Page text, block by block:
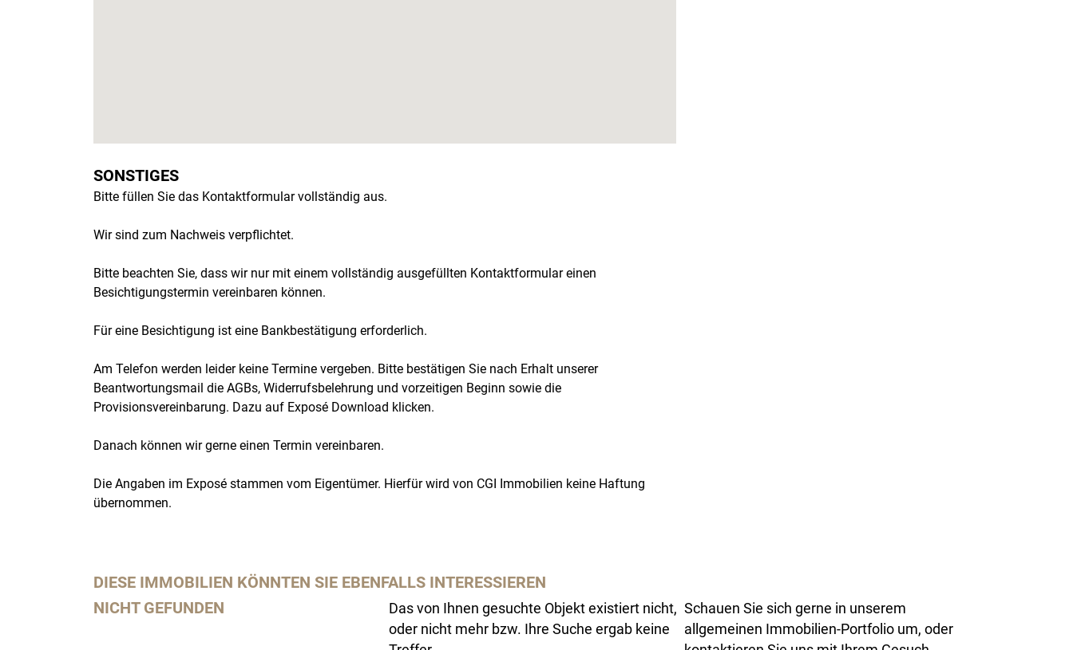
SONSTIGES
Bitte füllen Sie das Kontaktformular vollständig aus.
Wir sind zum Nachweis verpflichtet.
Bitte beachten Sie, dass wir nur mit einem vollständig ausgefüllten Kontaktformular einen
Besichtigungstermin vereinbaren können.
Für eine Besichtigung ist eine Bankbestätigung erforderlich.
Am Telefon werden leider keine Termine vergeben. Bitte bestätigen Sie nach Erhalt unserer
Beantwortungsmail die AGBs, Widerrufsbelehrung und vorzeitigen Beginn sowie die
Provisionsvereinbarung. Dazu auf Exposé Download klicken.
Danach können wir gerne einen Termin vereinbaren.
Die Angaben im Exposé stammen vom Eigentümer. Hierfür wird von CGI Immobilien keine Haftung
übernommen.
DIESE IMMOBILIEN KÖNNTEN SIE EBENFALLS INTERESSIEREN
NICHT GEFUNDEN
Das von Ihnen gesuchte Objekt existiert nicht,
oder nicht mehr bzw. Ihre Suche ergab keine
Schauen Sie sich gerne in unserem
allgemeinen Immobilien-Portfolio um, oder